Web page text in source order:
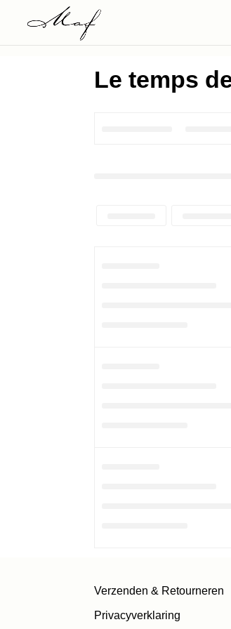
Le temps
Verzenden & Retourneren
Privacyverklaring